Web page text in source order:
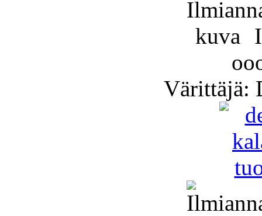
Värittäjä: